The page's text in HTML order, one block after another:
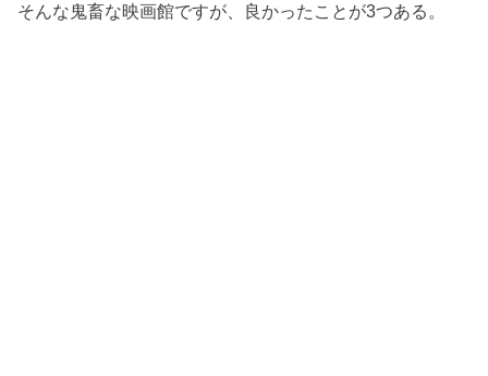
そんな鬼畜な映画館ですが、良かったことが3つある。